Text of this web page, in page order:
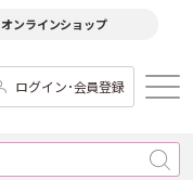
オンラインショップ
ログイン･会員登録